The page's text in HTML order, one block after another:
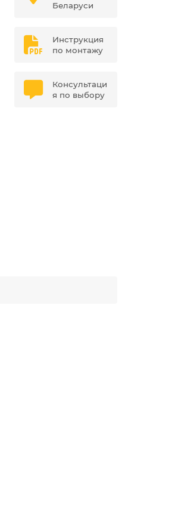
Беларуси
Инструкция
по монтажу
Консультаци
я по выбору